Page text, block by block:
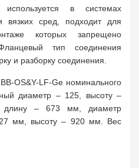
в системах
вязких сред, подходит для
которых запрещено
тип соединения
и разборку соединения.
OS&Y-LF-Ge номинального
диаметр – 125, высоту –
длину – 673 мм, диаметр
мм, высоту – 920 мм. Вес